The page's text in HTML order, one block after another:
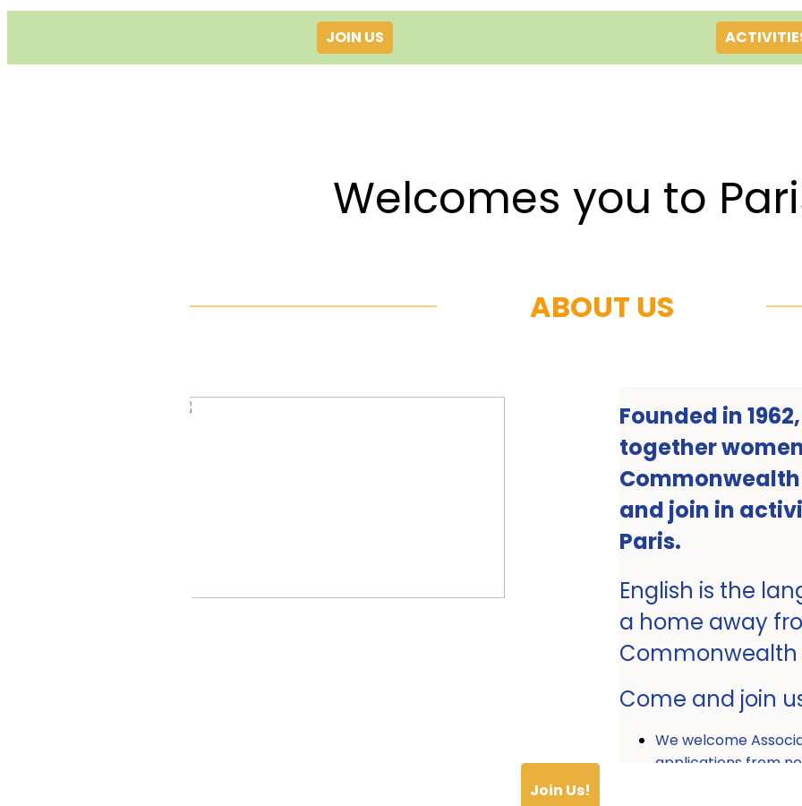
JOIN US
Welcomes you to
ABOUT US
Founded in
together
and join in
Paris.
English is the
a home away
Come and join
We welcome
applications from
Join Us!